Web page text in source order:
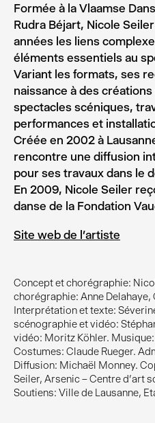
Concept et chorégraphie:
chorégraphie: Anne
Interprétation et texte:
scénographie et vidéo:
vidéo: Moritz Köhler.
Costumes: Claude Rueger.
Diffusion: Michaël Monney.
Seiler, Arsenic – Centre d’art
Soutiens: Ville de Lausanne,
Formée à la Vlaamse
Rudra Béjart, Nicole
années les liens
éléments essentiels au
Variant les formats, ses
naissance à des
spectacles scéniques,
performances et
Créée en 2002 à
rencontre une diffusion
pour ses travaux dans le
En 2009, Nicole Seiler
danse de la Fondation
Site web de l’artiste